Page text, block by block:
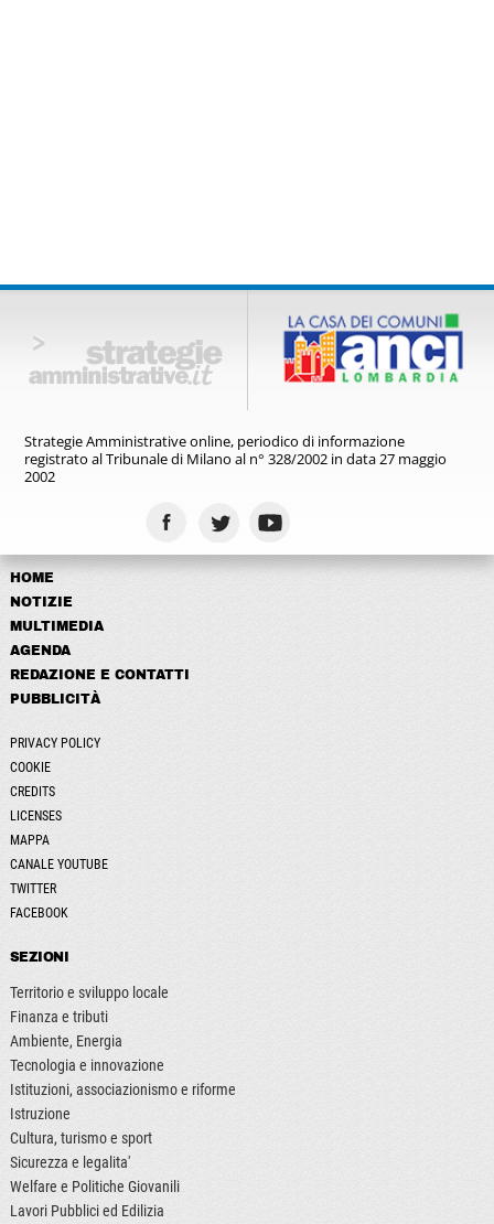
Strategie Amministrative online, periodico di informazione
registratoal Tribunale di Milano al n° 328/2002 in data 27 maggio
2002
HOME
NOTIZIE
MULTIMEDIA
AGENDA
REDAZIONE E CONTATTI
PUBBLICITÀ
PRIVACY POLICY
COOKIE
CREDITS
LICENSES
MAPPA
CANALE YOUTUBE
TWITTER
FACEBOOK
SEZIONI
Territorio e sviluppo locale
Finanza e tributi
Ambiente, Energia
Tecnologia e innovazione
Istituzioni, associazionismo e riforme
Istruzione
Cultura, turismo e sport
Sicurezza e legalita'
Welfare e Politiche Giovanili
Lavori Pubblici ed Edilizia